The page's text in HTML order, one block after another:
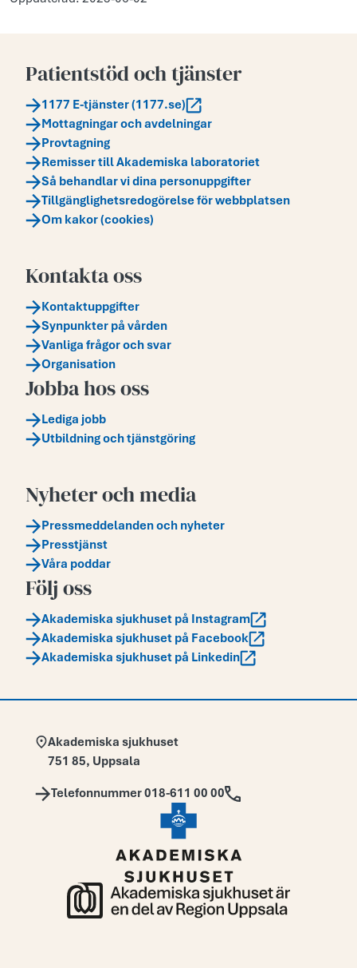
Patientstöd och tjänster
1177 E-tjänster (1177.se)
Mottagningar och avdelningar
Provtagning
Remisser till Akademiska laboratoriet
Så behandlar vi dina personuppgifter
Tillgänglighetsredogörelse för webbplatsen
Om kakor (cookies)
Kontakta oss
Kontaktuppgifter
Synpunkter på vården
Vanliga frågor och svar
Organisation
Jobba hos oss
Lediga jobb
Utbildning och tjänstgöring
Nyheter och media
Pressmeddelanden och nyheter
Presstjänst
Våra poddar
Följ oss
Akademiska sjukhuset på Instagram
Akademiska sjukhuset på Facebook
Akademiska sjukhuset på Linkedin
Adress:
Akademiska sjukhuset
751 85, Uppsala
Telefon:
Telefonnummer 018-611 00 00